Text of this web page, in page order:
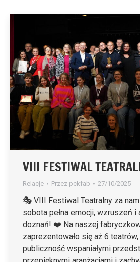
VIII FESTIWAL
Relacje Przez pckfab 27/10/2025
🎭 VIII Festiwal Teatralny za
sobota pełna emocji, wzruszeń
doznań! ❤️ Na naszej
zaprezentowało się aż 6
publiczność wspaniałymi